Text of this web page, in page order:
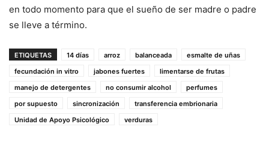
en todo momento para que el sueño de ser madre o padre
se lleve a término.
ETIQUETAS 14 días arroz balanceada
esmalte de uñas
fecundación in vitro
jabones fuertes
limentarse de frutas
manejo de detergentes
no consumir alcohol
perfumes
por supuesto
sincronización
transferencia embrionaria
Unidad de Apoyo Psicológico
verduras